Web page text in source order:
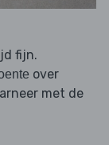
fijn.
over
met de